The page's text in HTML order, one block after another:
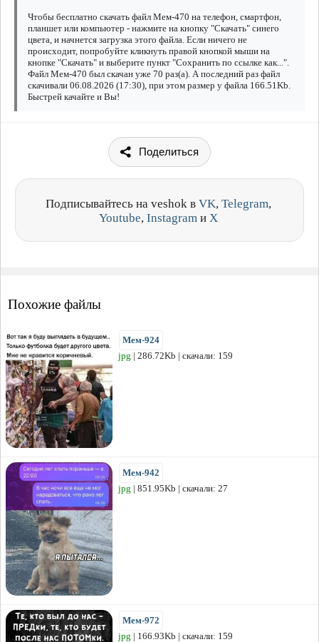
Чтобы бесплатно скачать файл Мем-470 на телефон, смартфон,
планшет или компьютер - нажмите на кнопку "Скачать" синего
цвета, и начнется загрузка этого файла. Если ничего не
происходит, попробуйте кликнуть правой кнопкой мыши на
кнопке "Скачать" и выберите пункт "Сохранить по ссылке как...".
Файл Мем-470 был скачан уже 70 раз(а). А последний раз файл
скачивали 06.08.2026 (17:30), при этом размер у файла 166.51Kb.
Быстрей качайте и Вы!
Поделиться
Подписывайтесь на veshok в VK, Telegram,
Youtube, Instagram и X
Похожие файлы
Мем-924
jpg | 286.72Kb | скачали: 159
Мем-942
jpg | 851.95Kb | скачали: 27
Мем-972
jpg | 166.93Kb | скачали: 159